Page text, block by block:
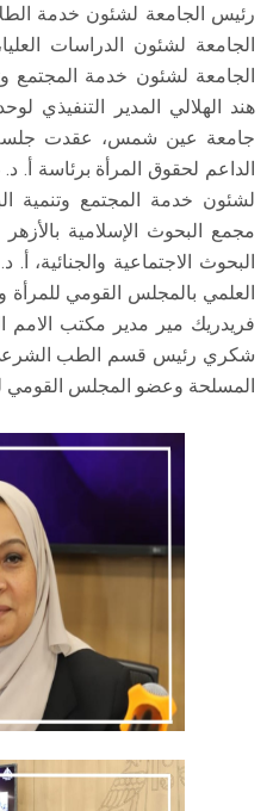
رئيس الجامعة لشئون خدمة
الجامعة لشئون الدراسات
الجامعة لشئون خدمة المجتمع
هند الهلالي المدير التنفيذي
جامعة عين شمس، عقدت جلسة
الداعم لحقوق المرأة برئاسة أ.
لشئون خدمة المجتمع وتنمية
مجمع البحوث الإسلامية
البحوث الاجتماعية والجنائية،
العلمي بالمجلس القومي للمرأة
فريدريك مير مدير مكتب الامم
شكري رئيس قسم الطب الشرعي
المسلحة وعضو المجلس القومي